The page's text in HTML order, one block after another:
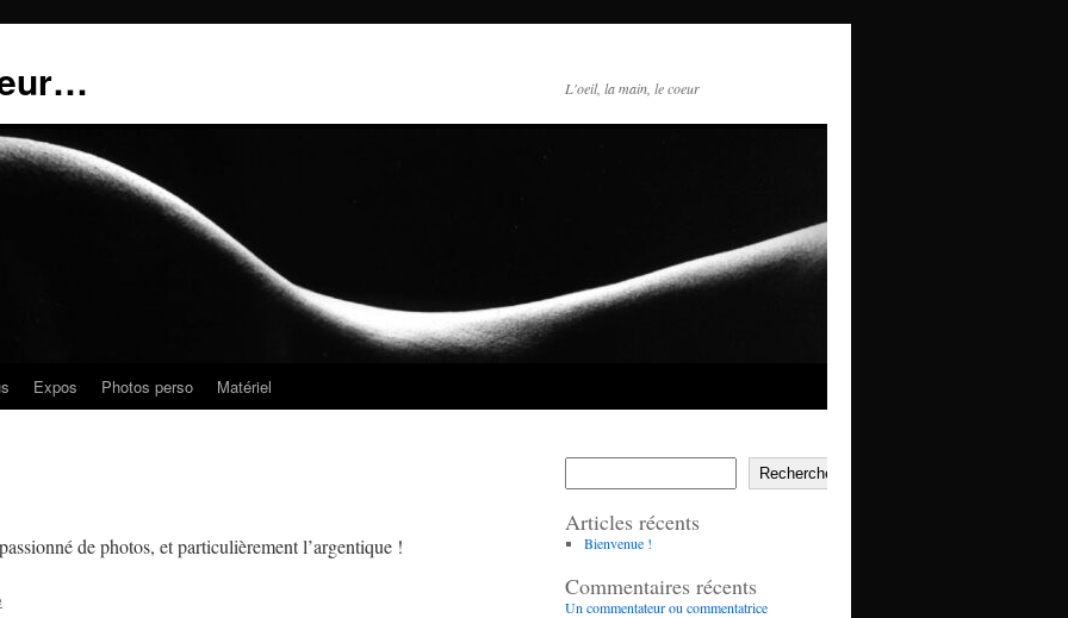
L'oeil, la main, le coeur
Expos Photos perso Matériel
de photos, et particulièrement l’argentique !
Rechercher
Articles récents
Bienvenue !
Commentaires récents
Un commentateur ou commentatrice